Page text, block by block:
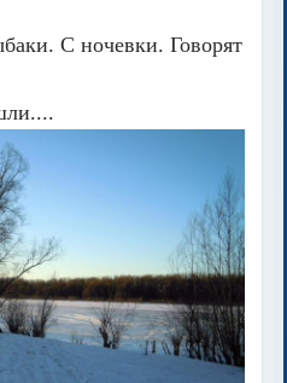
С ночевки. Говорят